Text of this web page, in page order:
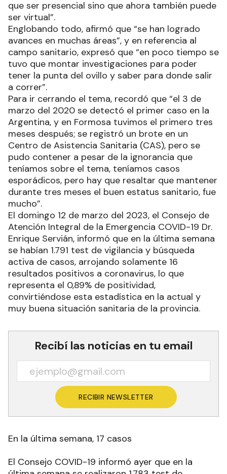
que ser presencial sino que ahora también puede
ser virtual”.
Englobando todo, afirmó que “se han logrado
avances en muchas áreas”, y en referencia al
campo sanitario, expresó que “en poco tiempo se
tuvo que montar investigaciones para poder
tener la punta del ovillo y saber para donde salir
a correr”.
Para ir cerrando el tema, recordó que “el 3 de
marzo del 2020 se detectó el primer caso en la
Argentina, y en Formosa tuvimos el primero tres
meses después; se registró un brote en un
Centro de Asistencia Sanitaria (CAS), pero se
pudo contener a pesar de la ignorancia que
teníamos sobre el tema, teníamos casos
esporádicos, pero hay que resaltar que mantener
durante tres meses el buen estatus sanitario, fue
mucho”.
El domingo 12 de marzo del 2023, el Consejo de
Atención Integral de la Emergencia COVID-19 Dr.
Enrique Servián, informó que en la última semana
se habían 1.791 test de vigilancia y búsqueda
activa de casos, arrojando solamente 16
resultados positivos a coronavirus, lo que
representa el 0,89% de positividad,
convirtiéndose esta estadística en la actual y
muy buena situación sanitaria de la provincia.
Recibí las noticias en tu email
RECIBIR NEWSLETTER
En la última semana, 17 casos
El Consejo COVID-19 informó ayer que en la